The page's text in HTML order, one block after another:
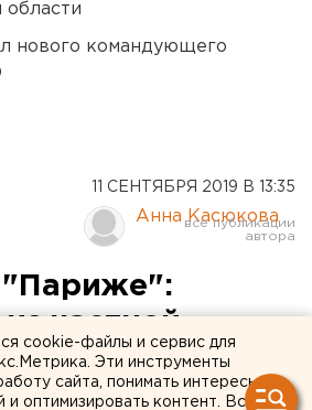
нового командующего
11 СЕНТЯБРЯ 2019 В 13:35
Анна Касюкова
"Париже":
частной
Екатеринбурге
cookie-файлы и сервис для
Эти инструменты
сайта, понимать интересы
оптимизировать контент. Вся